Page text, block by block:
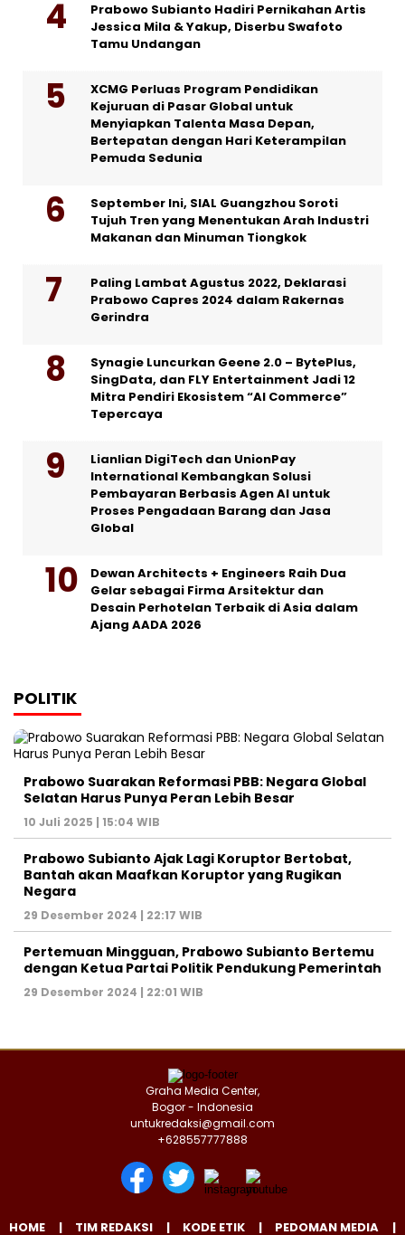
Prabowo Subianto Hadiri Pernikahan Artis
Jessica Mila & Yakup, Diserbu Swafoto
Tamu Undangan
XCMG Perluas Program Pendidikan
Kejuruan di Pasar Global untuk
Menyiapkan Talenta Masa Depan,
Bertepatan dengan Hari Keterampilan
Pemuda Sedunia
September Ini, SIAL Guangzhou Soroti
Tujuh Tren yang Menentukan Arah Industri
Makanan dan Minuman Tiongkok
Paling Lambat Agustus 2022, Deklarasi
Prabowo Capres 2024 dalam Rakernas
Gerindra
Synagie Luncurkan Geene 2.0 – BytePlus,
SingData, dan FLY Entertainment Jadi 12
Mitra Pendiri Ekosistem “AI Commerce”
Tepercaya
Lianlian DigiTech dan UnionPay
International Kembangkan Solusi
Pembayaran Berbasis Agen AI untuk
Proses Pengadaan Barang dan Jasa
Global
Dewan Architects + Engineers Raih Dua
Gelar sebagai Firma Arsitektur dan
Desain Perhotelan Terbaik di Asia dalam
Ajang AADA 2026
POLITIK
Prabowo Suarakan Reformasi PBB: Negara Global
Selatan Harus Punya Peran Lebih Besar
10 Juli 2025 | 15:04 WIB
Prabowo Subianto Ajak Lagi Koruptor Bertobat,
Bantah akan Maafkan Koruptor yang Rugikan
Negara
29 Desember 2024 | 22:17 WIB
Pertemuan Mingguan, Prabowo Subianto Bertemu
dengan Ketua Partai Politik Pendukung Pemerintah
29 Desember 2024 | 22:01 WIB
Graha Media Center,
Bogor - Indonesia
untukredaksi@gmail.com
+628557777888
HOME TIM REDAKSI KODE ETIK PEDOMAN MEDIA